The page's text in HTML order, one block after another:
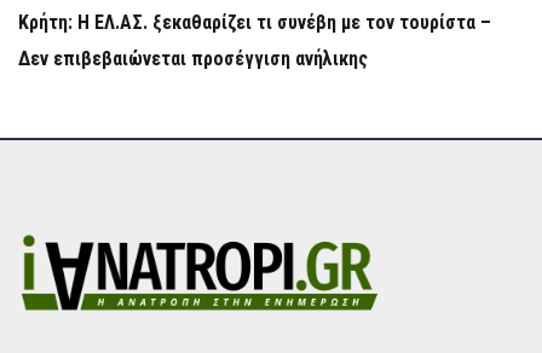
Κρήτη: Η ΕΛ.ΑΣ. ξεκαθαρίζει τι συνέβη με τον τουρίστα –
Δεν επιβεβαιώνεται προσέγγιση ανήλικης